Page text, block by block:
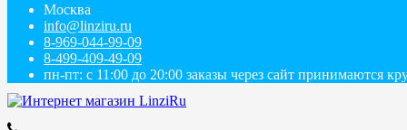
Москва
info@linziru.ru
8-969-044-99-09
8-499-409-49-09
пн-пт: с 11:00 до 20:00 заказы через сайт принимаются